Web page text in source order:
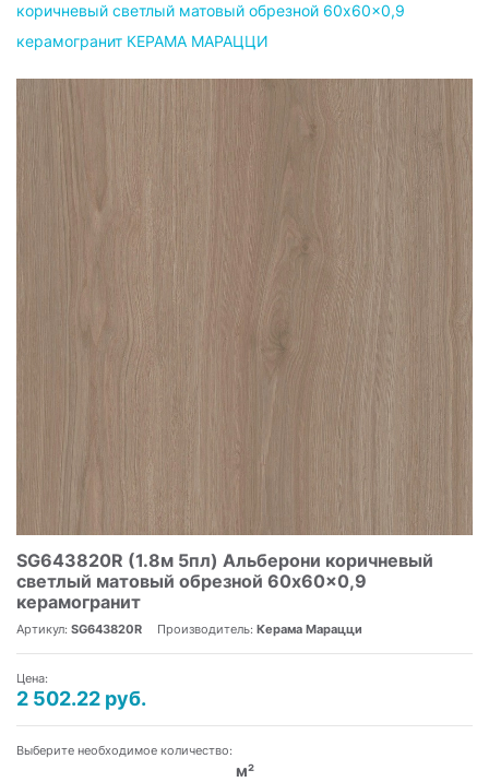
коричневый светлый матовый обрезной 60x60x0,9
керамогранит КЕРАМА МАРАЦЦИ
SG643820R (1.8м 5пл) Альберони коричневый
светлый матовый обрезной 60x60x0,9
керамогранит
Артикул: SG643820R Производитель: Керама Марацци
Цена:
2 502.22 руб.
Выберите необходимое количество:
м²